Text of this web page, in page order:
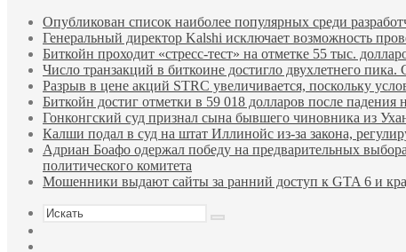
Опубликован список наиболее популярных среди
Генеральный директор Kalshi исключает возможность
Биткойн проходит «стресс-тест» на отметке 55 тыс.
Число транзакций в биткоине достигло двухлетнего пика.
Разрыв в цене акций STRC увеличивается, поскольку
Биткойн достиг отметки в 59 018 долларов после
Гонконгский суд признал сына бывшего чиновника из
Калши подал в суд на штат Иллинойс из-за закона,
Адриан Боафо одержал победу на предварительных
политического комитета
Мошенники выдают сайты за ранний доступ к GTA 6 и
Искать